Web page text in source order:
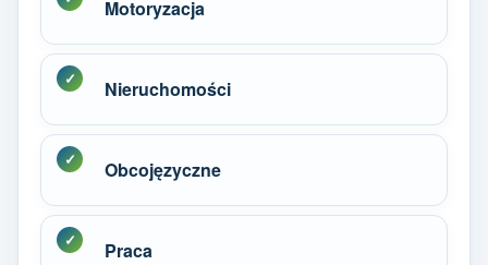
Motoryzacja
Nieruchomości
Obcojęzyczne
Praca